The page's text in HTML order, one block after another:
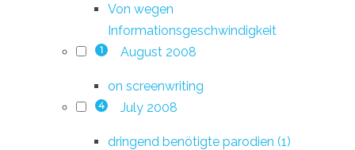
Von wegen
Informationsgeschwindigkeit
1 August 2008
on screenwriting
4 July 2008
dringend benötigte parodien (1)